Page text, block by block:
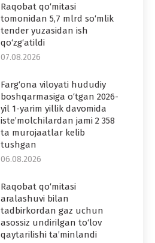
Raqobat qo‘mitasi
tomonidan 5,7 mlrd so‘mlik
tender yuzasidan ish
qo‘zg‘atildi
07.08.2026
Farg‘ona viloyati hududiy
boshqarmasiga o‘tgan 2026-
yil 1-yarim yillik davomida
iste’molchilardan jami 2 358
ta murojaatlar kelib
tushgan
06.08.2026
Raqobat qo‘mitasi
aralashuvi bilan
tadbirkordan gaz uchun
asossiz undirilgan to‘lov
qaytarilishi ta’minlandi